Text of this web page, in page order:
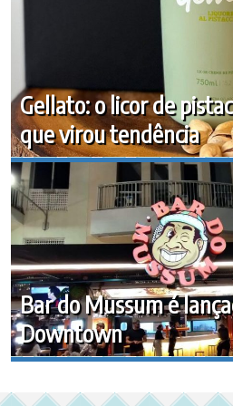
Gellato: o licor de
que virou tendência
Bar do Mussum é
Downtown